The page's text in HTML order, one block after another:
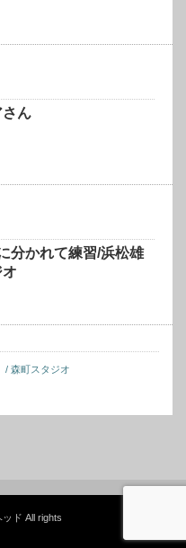
さん
分かれて練習/浜松雄
森町スタジオ
ド All rights